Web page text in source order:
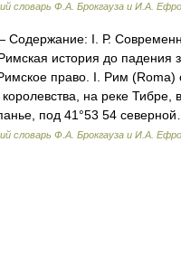
словарь Ф.А. Брокгауза и И.А.
Содержание: I. Р.
история до падения
право. I. Рим (Roma)
королевства, на реке Тибре,
под 41°53 54
словарь Ф.А. Брокгауза и И.А.